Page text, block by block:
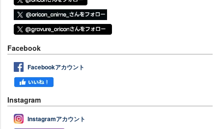
Facebook
Facebookアカウント
Instagram
Instagramアカウント